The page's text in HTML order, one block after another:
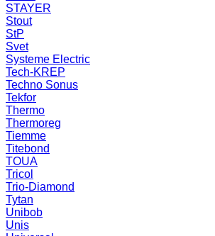
STAYER
Stout
StP
Svet
Systeme Electric
Tech-KREP
Techno Sonus
Tekfor
Thermo
Thermoreg
Tiemme
Titebond
TOUA
Tricol
Trio-Diamond
Tytan
Unibob
Unis